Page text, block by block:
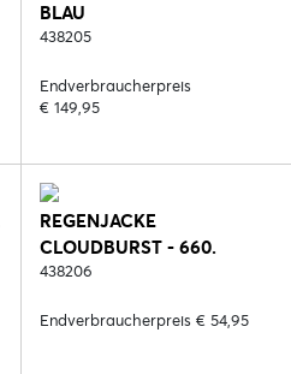
BLAU
438205
Endverbraucherpreis
€ 149,95
REGENJACKE
CLOUDBURST - 660.
TRANSPARENT
438206
Endverbraucherpreis € 54,95